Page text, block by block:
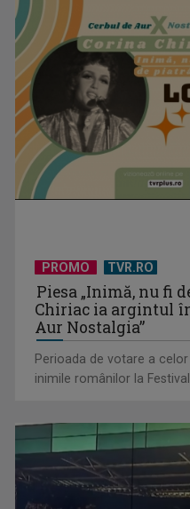
„Frații Jderi”,
Sadoveanu, la ...
PROMO TVR.RO
Piesa „Inimă, nu fi
Chiriac ia argintul
Aur Nostalgia”
Perioada de votare a
inimile românilor la